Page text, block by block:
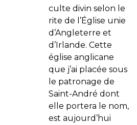
culte divin selon le
rite de l’Église unie
d’Angleterre et
d’Irlande. Cette
église anglicane
que j’ai placée sous
le patronage de
Saint-André dont
elle portera le nom,
est aujourd’hui